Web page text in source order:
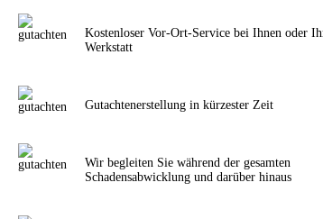
Kostenloser Vor-Ort-Service bei Ihnen oder
Werkstatt
Gutachtenerstellung in kürzester Zeit
Wir begleiten Sie während der gesamten
Schadensabwicklung und darüber hinaus